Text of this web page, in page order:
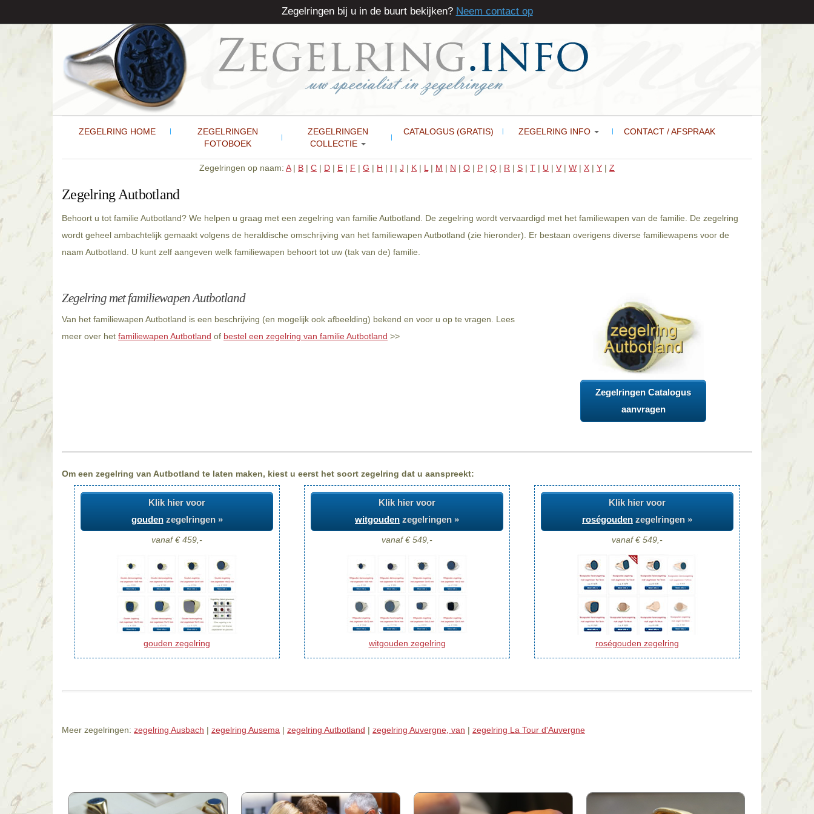
ZEGELRING HOME
ZEGELRINGEN
FOTOBOEK
ZEGELRINGEN
COLLECTIE
CATALOGUS (GRATIS) ZEGELRING INFO CONTACT / AFSPRAAK
Zegelringen op naam: A| B | C | D | E | F | G | H | I | J | K | L | M | N | O | P | Q | R | S | T | U | V | W | X | Y | Z
Zegelring Autbotland
Behoort u tot familie Autbotland? We helpen u graag met een zegelring van familie Autbotland. De zegelring wordt vervaardigd met het familiewapen van de familie. De zegelring
wordt geheel ambachtelijk gemaakt volgens de heraldische omschrijving van het familiewapen Autbotland (zie hieronder). Er bestaan overigens diverse familiewapens voor de
naam Autbotland. U kunt zelf aangeven welk familiewapen behoort tot uw (tak van de) familie.
Zegelring met familiewapen Autbotland
Van het familiewapen Autbotland is een beschrijving (en mogelijk ook afbeelding) bekend en voor u op te vragen. Lees
meer over het familiewapen Autbotland of bestel een zegelring van familie Autbotland >>
Zegelringen Catalogus
aanvragen
Om een zegelring van Autbotland te laten maken, kiest u eerst het soort zegelring dat u aanspreekt:
Klik hier voor
goudenzegelringen »
vanaf € 459,-
gouden zegelring
Klik hier voor
witgouden zegelringen »
vanaf € 549,-
witgouden zegelring
Klik hier voor
roségouden zegelringen »
vanaf € 549,-
roségouden zegelring
Meer zegelringen: zegelring Ausbach | zegelring Ausema | zegelring Autbotland | zegelring Auvergne, van | zegelring La Tour d'Auvergne
Zegelringen bij u in de buurt bekijken? Neem contact op